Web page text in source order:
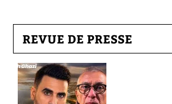
REVUE DE PRESSE